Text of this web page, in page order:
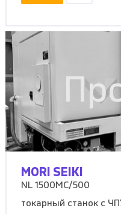
MORI SEIKI
NL 1500MC/500
токарный станок с